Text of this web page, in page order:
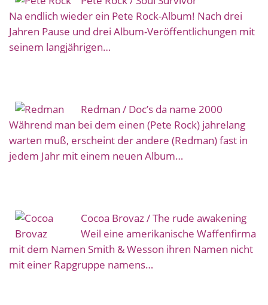
Na endlich wieder ein Pete Rock-Album! Nach drei
Jahren Pause und drei Album-Veröffentlichungen mit
seinem langjährigen…
Redman / Doc’s da name 2000
Während man bei dem einen (Pete Rock) jahrelang
warten muß, erscheint der andere (Redman) fast in
jedem Jahr mit einem neuen Album…
Cocoa Brovaz / The rude awakening
Weil eine amerikanische Waffenfirma
mit dem Namen Smith & Wesson ihren Namen nicht
mit einer Rapgruppe namens…